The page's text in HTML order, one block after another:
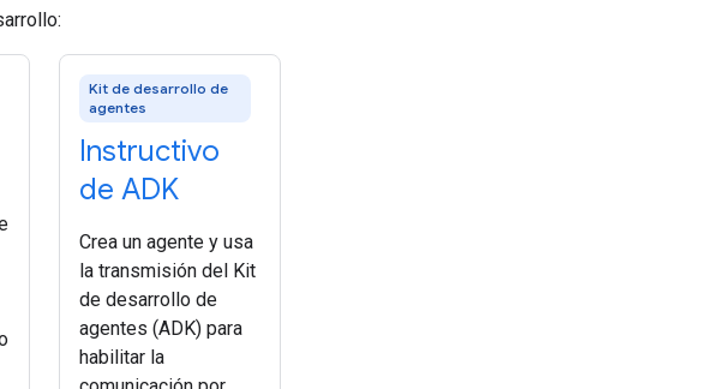
Kit de desarrollo de
agentes
Instructivo
de ADK
Crea un agente y usa
la transmisión del Kit
de desarrollo de
agentes (ADK) para
habilitar la